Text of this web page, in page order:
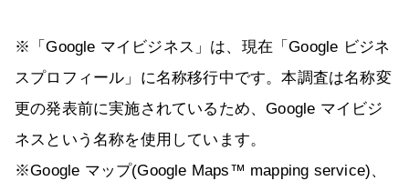
※「Google マイビジネス」は、現在「Google ビジネ
スプロフィール」に名称移行中です。本調査は名称変
更の発表前に実施されているため、Google マイビジ
ネスという名称を使用しています。
※Google マップ(Google Maps™ mapping service)、